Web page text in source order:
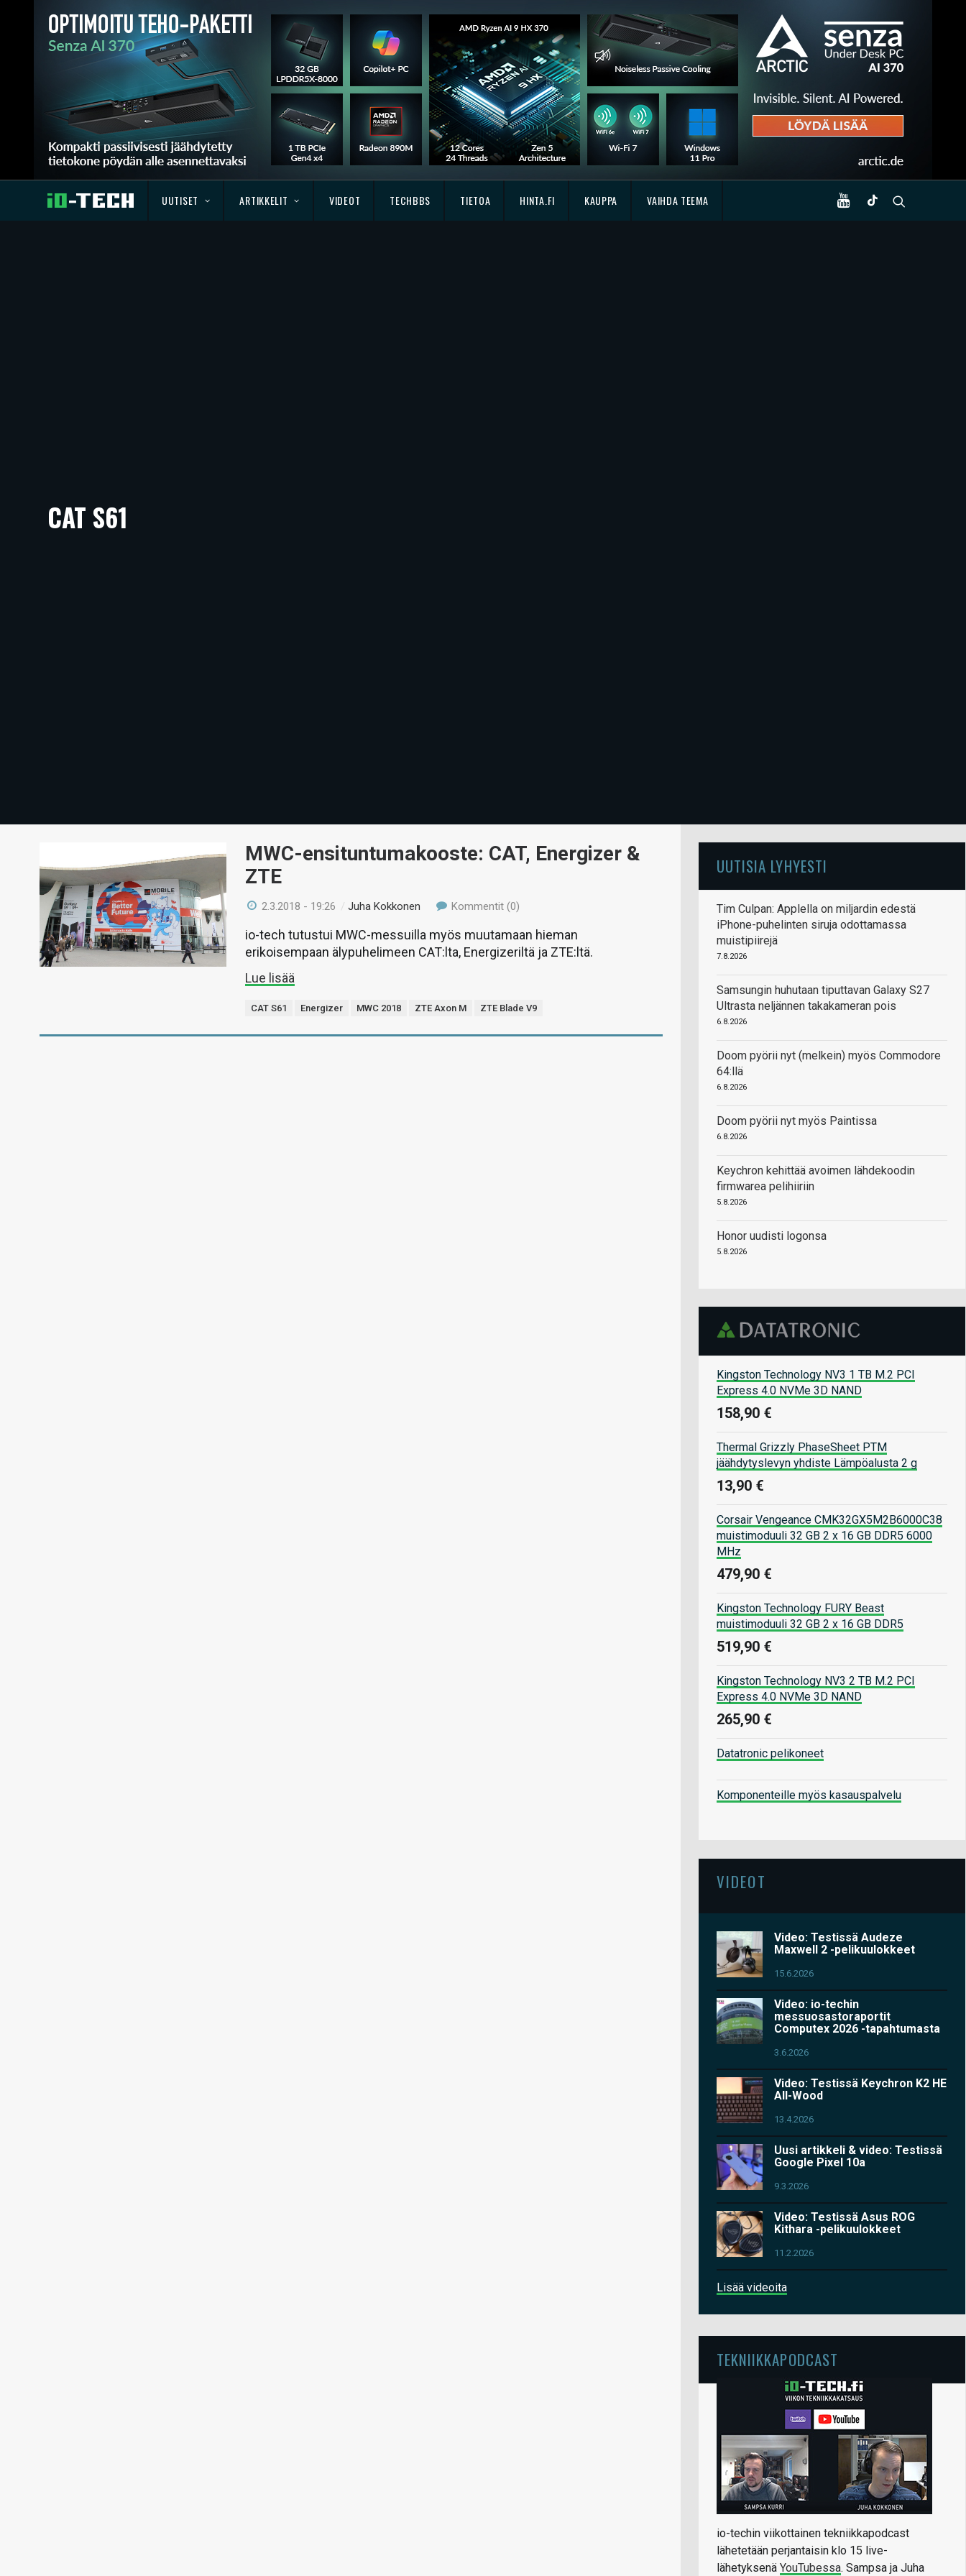
UUTISET ARTIKKELIT VIDEOT TECHBBS TIETOA HINTA.FI KAUPPA VAIHDA TEEMA
CAT S61
MWC-ensituntumakooste: CAT, Energizer &
ZTE
2.3.2018 - 19:26 /Juha Kokkonen Kommentit (0)
io-tech tutustui MWC-messuilla myös muutamaan hieman
erikoisempaan älypuhelimeen CAT:lta, Energizeriltä ja ZTE:ltä.
Lue lisää
CAT S61 Energizer MWC 2018 ZTE Axon M ZTE Blade V9
UUTISIA LYHYESTI
Tim Culpan: Applella on miljardin edestä
iPhone-puhelinten siruja odottamassa
muistipiirejä
7.8.2026
Samsungin huhutaan tiputtavan Galaxy S27
Ultrasta neljännen takakameran pois
6.8.2026
Doom pyörii nyt (melkein) myös Commodore
64:llä
6.8.2026
Doom pyörii nyt myös Paintissa
6.8.2026
Keychron kehittää avoimen lähdekoodin
firmwarea pelihiiriin
5.8.2026
Honor uudisti logonsa
5.8.2026
Kingston Technology NV3 1 TB M.2 PCI
Express 4.0 NVMe 3D NAND
158,90 €
Thermal Grizzly PhaseSheet PTM
jäähdytyslevyn yhdiste Lämpöalusta 2 g
13,90 €
Corsair Vengeance CMK32GX5M2B6000C38
muistimoduuli 32 GB 2 x 16 GB DDR5 6000
MHz
479,90 €
Kingston Technology FURY Beast
muistimoduuli 32 GB 2 x 16 GB DDR5
519,90 €
Kingston Technology NV3 2 TB M.2 PCI
Express 4.0 NVMe 3D NAND
265,90 €
Datatronic pelikoneet
Komponenteille myös kasauspalvelu
VIDEOT
Video: Testissä Audeze
Maxwell 2 -pelikuulokkeet
15.6.2026
Video: io-techin
messuosastoraportit
Computex 2026 -tapahtumasta
3.6.2026
Video: Testissä Keychron K2 HE
All-Wood
13.4.2026
Uusi artikkeli & video: Testissä
Google Pixel 10a
9.3.2026
Video: Testissä Asus ROG
Kithara -pelikuulokkeet
11.2.2026
Lisää videoita
TEKNIIKKAPODCAST
io-techin viikottainen tekniikkapodcast
lähetetään perjantaisin klo 15 live-
lähetyksenä YouTubessa. Sampsa ja Juha